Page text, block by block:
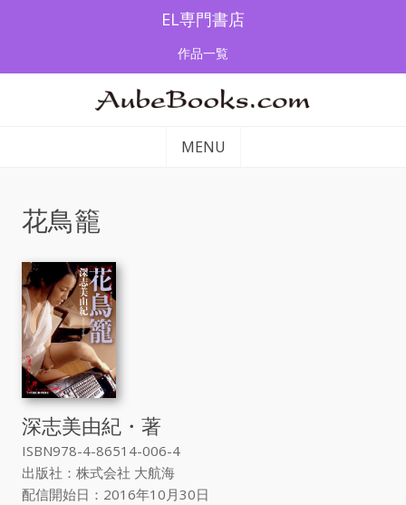
EL専門書店
作品一覧
MENU
花鳥籠
深志美由紀・著
ISBN978-4-86514-006-4
出版社：株式会社 大航海
配信開始日：2016年10月30日